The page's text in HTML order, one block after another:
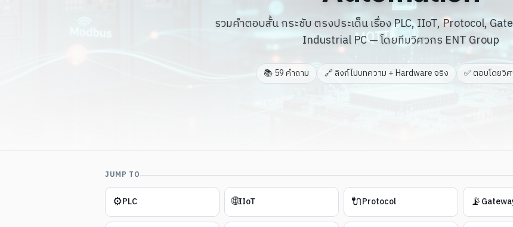
รวมคำตอบสั้น กระชับ ตรงประเด็น เรื่อง PLC, IIoT, Protocol,
Industrial PC — โดยทีมวิศวกร ENT Group
📚59คำถาม 🔗 ลิงก์ไปบทความ + Hardware จริง ✅ ตอบโดยวิ
JUMP TO
⚙️PLC 🌐IIoT 🔌Protocol 📡